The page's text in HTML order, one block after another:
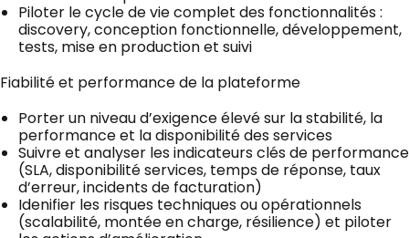
Piloter le cycle de vie complet des fonctionnalités :
discovery, conception fonctionnelle, développement,
tests, mise en production et suivi
Fiabilité et performance de la plateforme
Porter un niveau d’exigence élevé sur la stabilité, la
performance et la disponibilité des services
Suivre et analyser les indicateurs clés de performance
(SLA, disponibilité services, temps de réponse, taux
d’erreur, incidents de facturation)
Idenifier les risques techniques ou opérationnels
(scalabilité, montée en charge, résilience) et piloter